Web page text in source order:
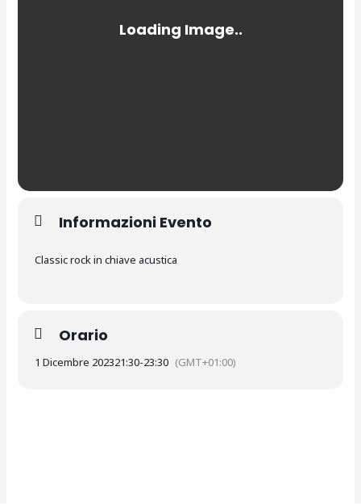
Informazioni Evento
Classic rock in chiave acustica
Orario
1 Dicembre 202321:30-23:30 (GMT+01:00)